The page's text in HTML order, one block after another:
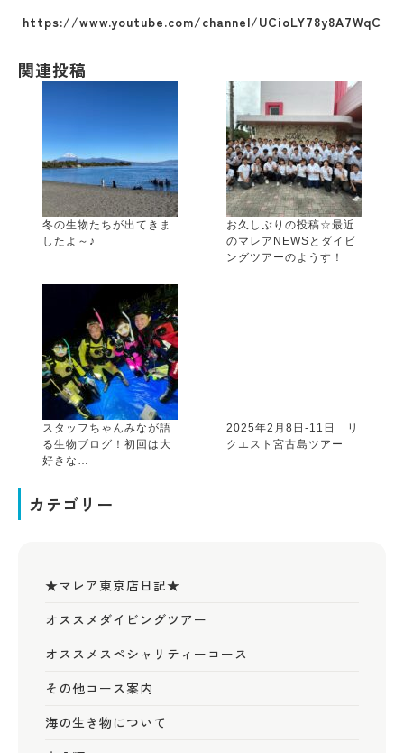
https://www.youtube.com/channel/UCioLY78y8A7WqC
関連投稿
冬の生物たちが出てきま
したよ～♪
お久しぶりの投稿☆最近
のマレアNEWSとダイビ
ングツアーのようす！
スタッフちゃんみなが語
る生物ブログ！初回は大
好きな…
2025年2月8日-11日 リ
クエスト宮古島ツアー
カテゴリー
★マレア東京店日記★
オススメダイビングツアー
オススメスペシャリティーコース
その他コース案内
海の生き物について